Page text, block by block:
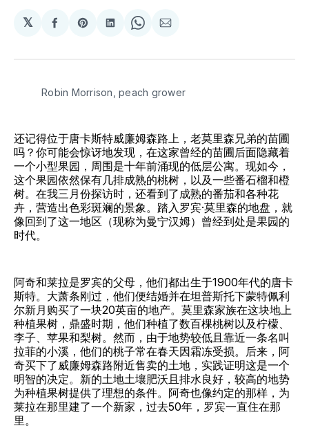
𝕏
Share
Facebook
Share
Pinterest
Share
LinkedIn
Share
WhatsApp
Share
Email
Robin Morrison, peach grower
还记得位于唐卡斯特威廉姆森路上，老莫里森兄弟的苗圃
吗？你可能会惊讶地发现，在这家曾经的苗圃后面隐藏着
一个小型果园，周围是十年前涌现的低层公寓。现如今，
这个果园依然保有几排成熟的桃树，以及一些番石榴和橙
树。在我三月份探访时，还看到了成熟的番茄和各种花
卉，营造出色彩斑斓的景象。踏入罗宾·莫里森的地盘，就
像回到了这一地区（现称为曼宁汉姆）曾经到处是果园的
时代。
阿奇和莱拉是罗宾的父母，他们都出生于1900年代的唐卡
斯特。大萧条刚过，他们便结婚并在坦普斯托下蒙特佩利
尔新月购买了一块20英亩的地产。莫里森家族在这块地上
种植果树，鼎盛时期，他们种植了数百棵桃树以及柠檬、
李子、苹果和梨树。然而，由于地势较低且靠近一条名叫
拉菲的小溪，他们的桃子常在春天因霜冻受损。后来，阿
奇买下了威廉姆森路附近售卖的土地，实践证明这是一个
明智的决定。新的土地土壤肥沃且排水良好，较高的地势
为种植果树提供了理想的条件。阿奇也像约定的那样，为
莱拉在那里建了一个新家，过去50年，罗宾一直住在那
里。